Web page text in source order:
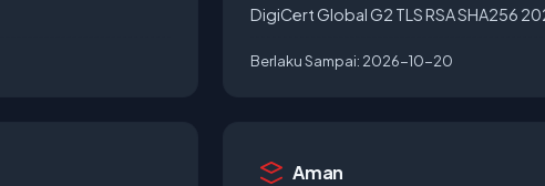
DigiCert Global G2 TLS RSA SHA256
Berlaku Sampai: 2026-10-20
Aman